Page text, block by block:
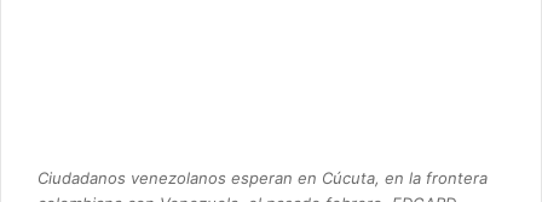
Ciudadanos venezolanos esperan en Cúcuta, en la frontera